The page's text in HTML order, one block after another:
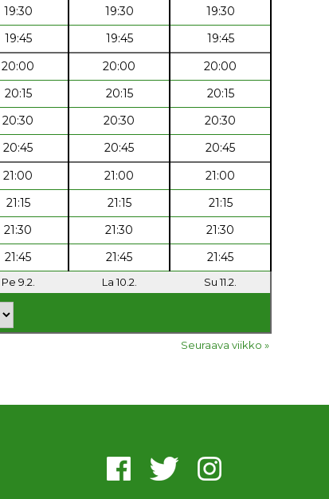
19:30 19:30
19:30
19:45 19:45
19:45
20:00 20:00
20:00
20:15 20:15
20:15
20:30 20:30
20:30
20:45 20:45
20:45
21:00 21:00
21:00
21:15 21:15
21:15
21:30 21:30
21:30
21:45 21:45 21:45
Pe 9.2. La 10.2. Su 11.2.
Seuraava viikko »